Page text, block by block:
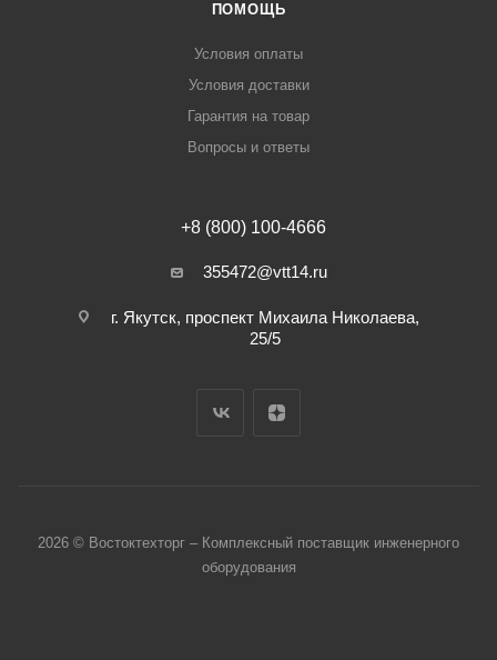
ПОМОЩЬ
Условия оплаты
Условия доставки
Гарантия на товар
Вопросы и ответы
+8 (800) 100-4666
355472@vtt14.ru
г. Якутск, проспект Михаила Николаева,
25/5
2026 © Востоктехторг – Комплексный поставщик инженерного
оборудования